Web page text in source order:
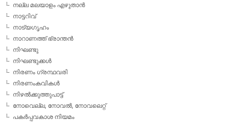
നല്ല മലയാളം എഴുതാന്‍
നാട്ടറിവ്
നാട്യഗൃഹം
നാറാണത്ത് ഭ്രാന്തന്‍
നിഘണ്ടു
നിഘണ്ടുക്കള്‍
നിരണം ഗ്രന്ഥവരി
നിരണംകവികള്‍
നിഴല്‍ക്കുത്തുപാട്ട്
നോവെല്ല, നോവല്‍, നോവലെറ്റ്
പകര്‍പ്പവകാശ നിയമം